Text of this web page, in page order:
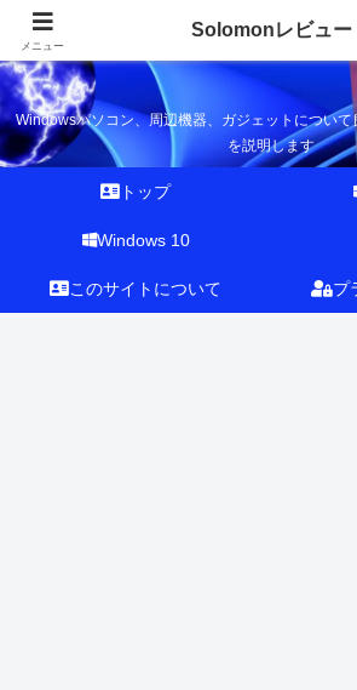
Solomonレビュー
Windowsパソコン、周辺機器、ガジェットについ
を説明します
トップ
Windows 10
このサイトについて プ
メニュー
Solomonレビュー